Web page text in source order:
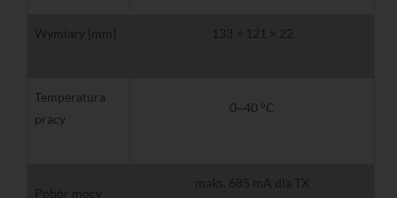
Wymiary [mm] 133 × 121 × 22
Temperatura
pracy
0~40 °C
Pobór mocy
maks. 685 mA dla TX